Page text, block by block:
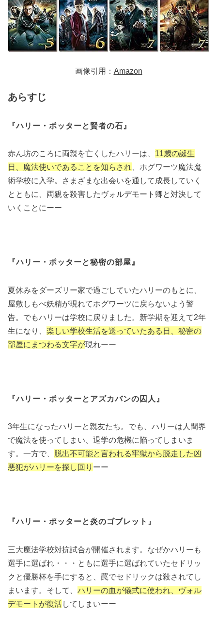
画像引用： Amazon
あらすじ
『ハリー・ポッターと賢者の石』
赤ん坊のころに両親を亡くしたハリーは、 11歳の誕生
日、魔法使いであることを知らされ 、ホグワーツ魔法魔
術学校に入学。さまざまな出会いを通して成長していく
とともに、両親を殺害したヴォルデモート卿と対決して
いくことにーー
『ハリー・ポッターと秘密の部屋』
夏休みをダーズリー家で過ごしていたハリーのもとに、
屋敷しもべ妖精が現れてホグワーツに戻らないよう警
告。でもハリーは学校に戻りました。新学期を迎えて2年
生になり、楽しい学校生活を送っていたある日、秘密の
部屋にまつわる文字が現れーー
『ハリー・ポッターとアズカバンの囚人』
3年生になったハリーと親友たち。でも、ハリーは人間界
で魔法を使ってしまい、退学の危機に陥ってしまいま
す。一方で、 脱出不可能と言われる牢獄から脱走した凶
悪犯がハリーを探し回り ーー
『ハリー・ポッターと炎のゴブレット』
三大魔法学校対抗試合が開催されます。なぜかハリーも
選手に選ばれ・・・ともに選手に選ばれていたセドリッ
クと優勝杯を手にすると、罠でセドリックは殺されてし
まいます。そして、ハリーの血が儀式に使われ、ヴォル
デモートが復活してしまいーー